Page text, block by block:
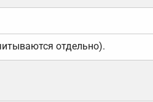
отдельно).